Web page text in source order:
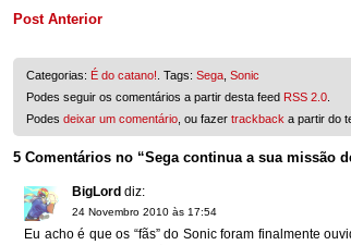
Post Anterior
Categorias: É do catano! . Tags: Sega Sonic
Podes seguir os comentários a partir desta feed RSS 2.0
Podes deixar um comentário , ou fazer trackback a partir do
5 Comentários no “Sega continua a sua missão
BigLord diz:
24 Novembro 2010 às 17:54
Eu acho é que os “fãs” do Sonic foram finalmente